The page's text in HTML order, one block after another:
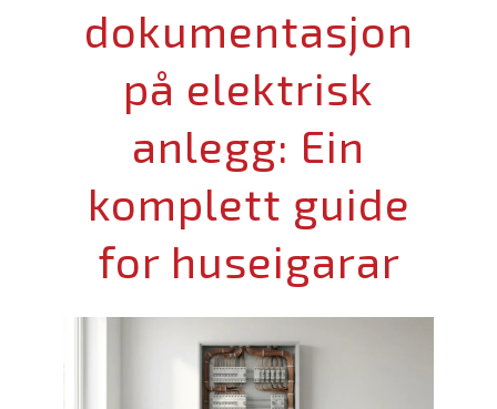
dokumentasjon
på elektrisk
anlegg: Ein
komplett guide
for huseigarar